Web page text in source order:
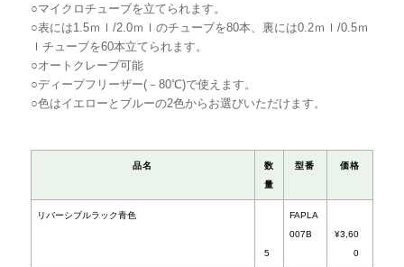
○マイクロチューブを立てられます。
○表には1.5ｍｌ/2.0ｍｌのチューブを80本、裏には0.2ｍｌ/0.5ｍ
ｌチューブを60本立てられます。
○オートクレーブ可能
○ディープフリーザー(－80℃)で使えます。
○色はイエローとブルーの2色からお選びいただけます。